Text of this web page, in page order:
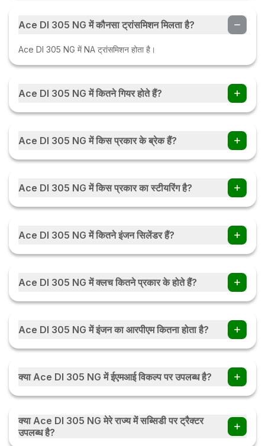
Ace DI 305 NG में कौनसा ट्रांसमिशन मिलता है?
Ace DI 305 NG में NA ट्रांसमिशन होता है।
Ace DI 305 NG में कितने गियर होते हैं?
Ace DI 305 NG ट्रैक्टर में 8 Forward + 2 Reverse गियर हैं।
Ace DI 305 NG में किस प्रकार के ब्रेक हैं?
Ace DI 305 NG में Dry Disk हैं।
Ace DI 305 NG में किस प्रकार का स्टीयरिंग है?
Ace DI 305 NG में Sinhle Drop Arm हैं।
Ace DI 305 NG में कितने इंजन सिलेंडर हैं?
Ace DI 305 NG में 2 इंजन सिलेंडर हैं।
Ace DI 305 NG में क्लच कितने प्रकार के होते हैं?
Ace DI 305 NG में क्लच Dry Type, Single प्रकार के होते हैं।
Ace DI 305 NG में इंजन का आरपीएम कितना होता है?
Ace DI 305 NG में इंजन का 1800 होता हैं।
क्या Ace DI 305 NG में ईएमआई विकल्प पर उपलब्ध है?
हाँ, आप Ace DI 305 NG ईएमआई विकल्प पर ट्रैक्टर खरीद सकते हैं . आप
मासिक / त्रैमासिक / या मौसमी ईएमआई पर ईएमआई विकल्प की जाँच करें
ईएमआई कैलकुलेटर
क्या Ace DI 305 NG मेरे राज्य में सब्सिडी पर ट्रैक्टर
उपलब्ध है?